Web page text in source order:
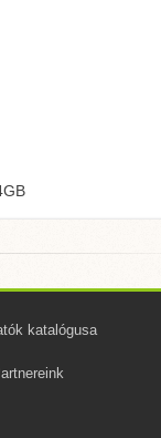
katalógusa